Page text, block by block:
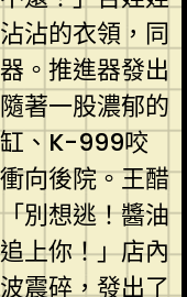
沾的衣領，同
。推進器發出
著一股濃郁的
、K-999咬
向後院。王醋
別想逃！醬油
上你！」店內
震碎，發出了